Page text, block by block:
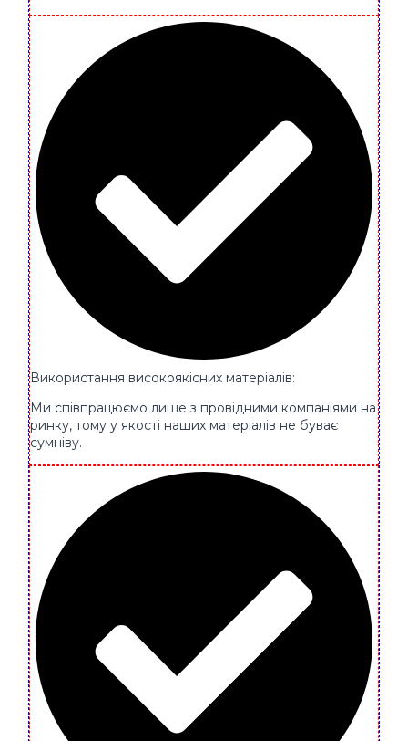
Використання високоякісних матеріалів:
Ми співпрацюємо лише з провідними компаніями на
ринку, тому у якості наших матеріалів не буває
сумніву.